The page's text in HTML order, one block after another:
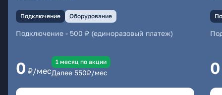
Подключение Оборудование
Подключение - 500 ₽ (единоразовый платеж)
0 ₽/мес
1 месяц по акции
Далее 550₽/мес 0